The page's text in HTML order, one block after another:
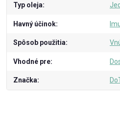
Typ oleja
Havný účinok
Spôsob použitia
Vhodné pre
Značka